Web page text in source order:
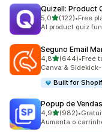
Quizell: Product
5,0de 5 estrelas
(122)
122 total de
•Free
AI product quiz
Seguno Email
4,8de 5 estrelas
(644)
644 total de•Free
Canva &
Built for
Popup de
4,9de 5 estrelas
(982)
982 total de•
Aumenta o